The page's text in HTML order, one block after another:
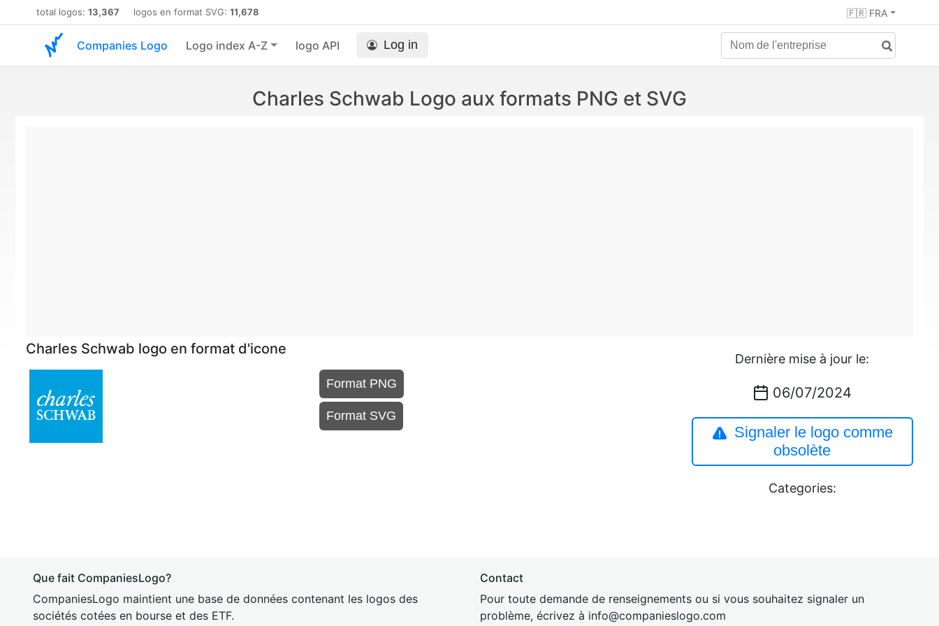
total logos: 13,367 logos en format SVG: 11,678 🇫🇷 FRA
Companies Logo Logo index A-Z logo API Log in
Charles Schwab Logo aux formats PNG et SVG
Charles Schwab logo en format d'icone
Format PNG
Format SVG
Dernière mise à jour le:
06/07/2024
Signaler le logo comme
obsolète
Categories:
Que fait CompaniesLogo?
CompaniesLogo maintient une base de données contenant les logos des
sociétés cotées en bourse et des ETF.
Contact
Pour toute demande de renseignements ou si vous souhaitez signaler un
problème, écrivez à info@companieslogo.com